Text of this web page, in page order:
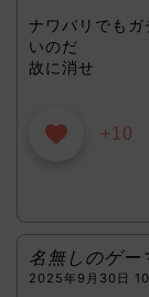
ナワバリでも
いのだ
故に消せ
+10
名無しのゲー
2025年9月30日